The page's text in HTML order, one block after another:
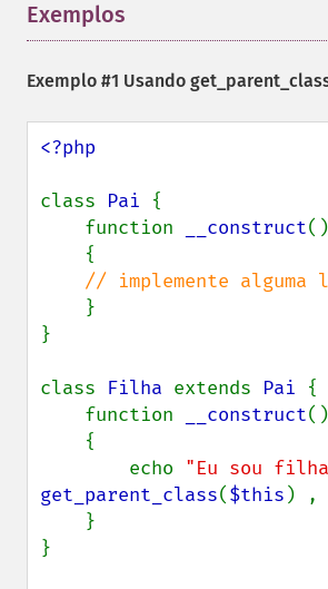
Exemplos
Exemplo #1 Usando
<?php
class Pai {
    function
__construct()
// implemente alguma
}
}
class Filha extends Pai {
    function
__construct()
        echo
"Eu sou
get_parent_class($this ) ,
}